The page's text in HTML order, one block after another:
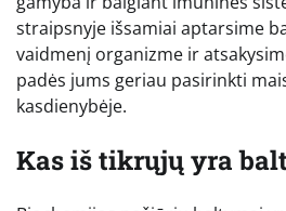
straipsnyje išsamiai aptarsime
vaidmenį organizme ir
padės jums geriau pasirinkti
kasdienybėje.
Kas iš tikrųjų yra